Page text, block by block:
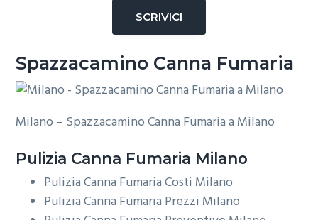
SCRIVICI
Spazzacamino Canna Fumaria
Milano – Spazzacamino Canna Fumaria a Milano
Pulizia Canna Fumaria Milano
Pulizia Canna Fumaria Costi Milano
Pulizia Canna Fumaria Prezzi Milano